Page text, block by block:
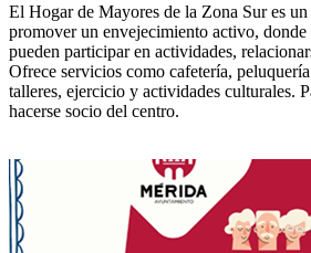
El Hogar de Mayores de la Zona Sur es un
promover un envejecimiento activo, donde
pueden participar en actividades,
Ofrece servicios como cafetería,
talleres, ejercicio y actividades culturales.
hacerse socio del centro.